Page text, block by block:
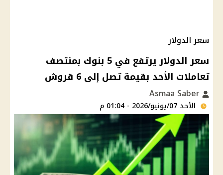
سعر الدولار
سعر الدولار يرتفع في 5 بنوك بمنتصف
تعاملات الأحد بقيمة تصل إلى 6 قروش
الأحد 07/يونيو/2026 - 01:04 م